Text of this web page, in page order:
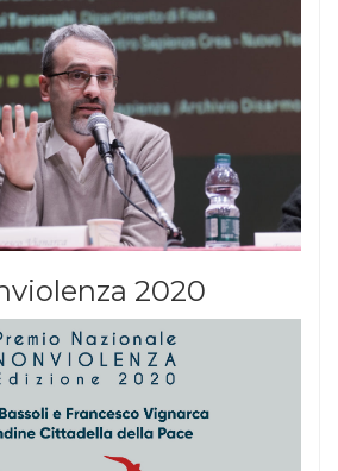
2020